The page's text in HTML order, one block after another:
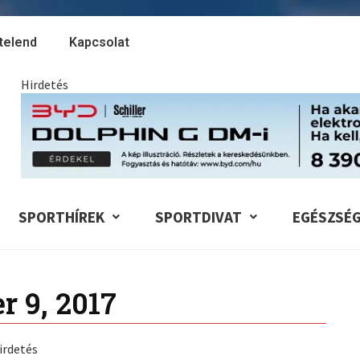
Kapcsolat
Hirdetés
SPORTHÍREK SPORTDIVAT EGÉSZSÉG
9, 2017